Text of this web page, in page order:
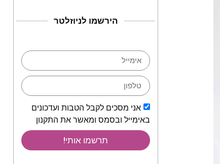
הירשמו לניוזלטר
אני מסכים לקבל הטבות ועדכונים
באימייל ובסמס ומאשר את התקנון
תרשמו אותי!